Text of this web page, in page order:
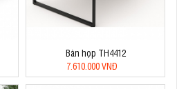
Bàn họp TH4412
7.610.000 VNĐ